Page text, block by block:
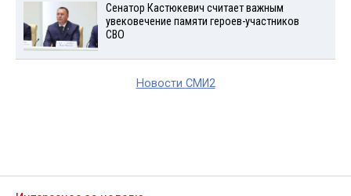
Сенатор Кастюкевич считает важным
увековечение памяти героев-участников
СВО
Новости СМИ2